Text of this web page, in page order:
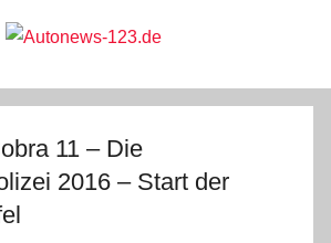
11 – Die
2016 – Start der